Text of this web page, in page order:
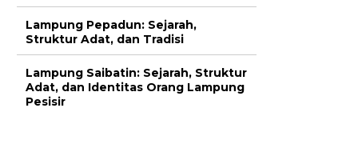
Lampung Pepadun: Sejarah,
Struktur Adat, dan Tradisi
Lampung Saibatin: Sejarah, Struktur
Adat, dan Identitas Orang Lampung
Pesisir